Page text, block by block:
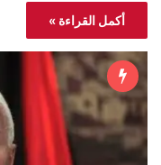
أكمل القراءة »